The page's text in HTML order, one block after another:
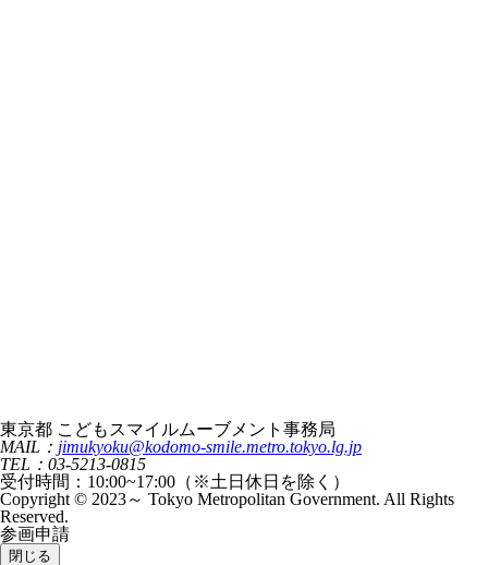
東京都 こどもスマイルムーブメント事務局
MAIL： jimukyoku@kodomo-smile.metro.tokyo.lg.jp
TEL：03-5213-0815
受付時間：10:00~17:00（※土日休日を除く）
Copyright © 2023～ Tokyo Metropolitan Government. All Rights
Reserved.
参画申請
閉じる